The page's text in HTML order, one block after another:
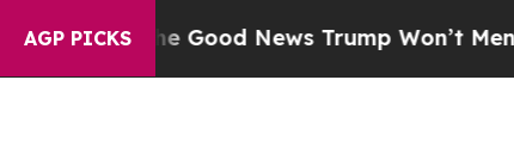
AGP PICKS
The Good News Trump Won’t Mention: